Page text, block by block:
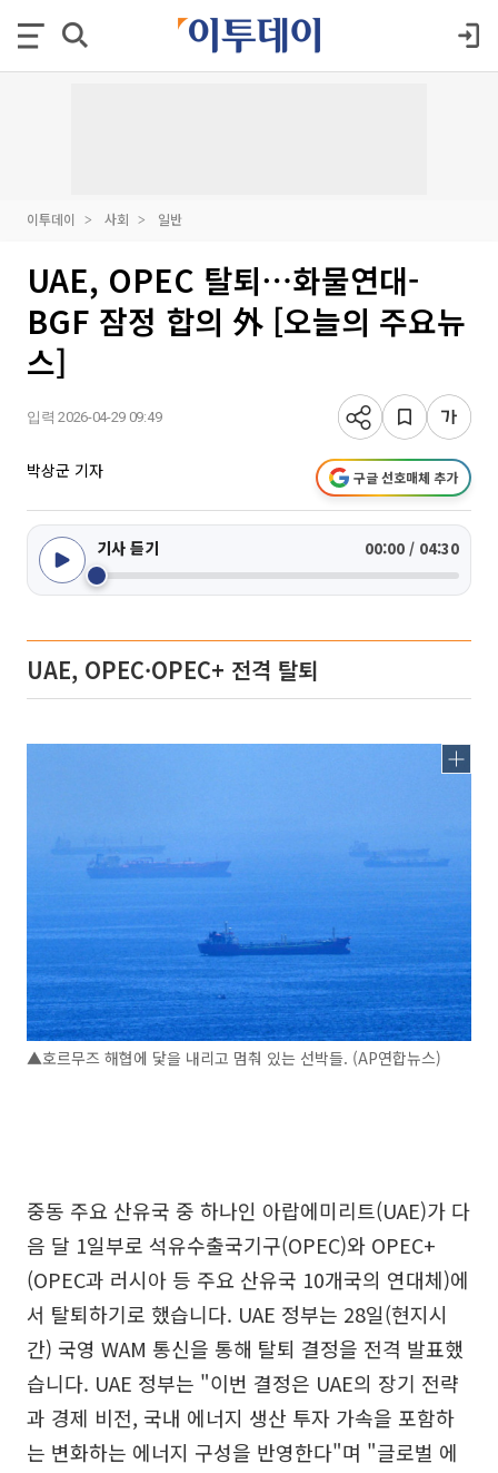
이투데이 사회 일반
UAE, OPEC 탈퇴⋯화물연대-
BGF 잠정 합의 外 [오늘의 주요뉴
스]
입력 2026-04-29 09:49
박상군 기자 구글 선호매체 추가
기사 듣기 00:00 / 04:30
UAE, OPEC·OPEC+ 전격 탈퇴
▲호르무즈 해협에 닻을 내리고 멈춰 있는 선박들. (AP연합뉴스)
중동 주요 산유국 중 하나인 아랍에미리트(UAE)가 다
음 달 1일부로 석유수출국기구(OPEC)와 OPEC+
(OPEC과 러시아 등 주요 산유국 10개국의 연대체)에
서 탈퇴하기로 했습니다. UAE 정부는 28일(현지시
간) 국영 WAM 통신을 통해 탈퇴 결정을 전격 발표했
습니다. UAE 정부는 "이번 결정은 UAE의 장기 전략
과 경제 비전, 국내 에너지 생산 투자 가속을 포함하
는 변화하는 에너지 구성을 반영한다"며 "글로벌 에